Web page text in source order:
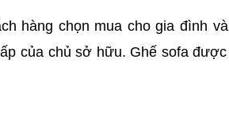
hàng chọn mua cho gia đình
của chủ sở hữu. Ghế sofa